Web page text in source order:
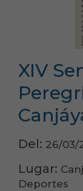
XIV
Del: 26/03/
Lugar:
Deportes